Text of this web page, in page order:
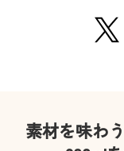
素材を味わ